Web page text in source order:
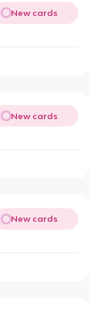
New cards
New cards
New cards